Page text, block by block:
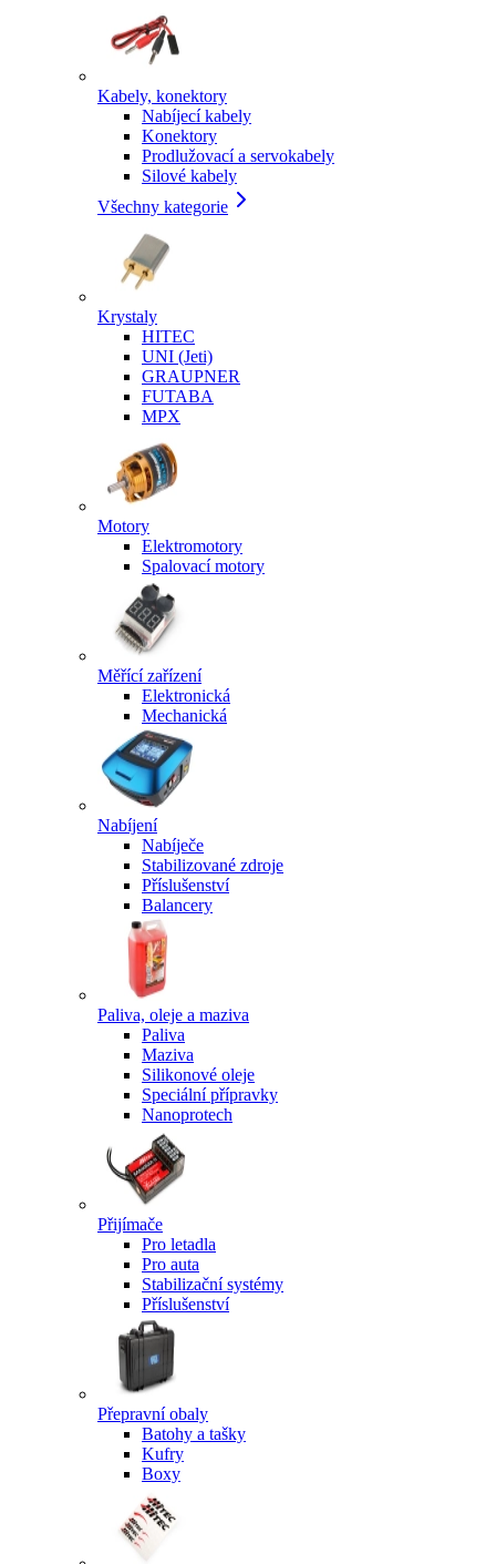
Kabely, konektory
Nabíjecí kabely
Konektory
Prodlužovací a servokabely
Silové kabely
Všechny kategorie
Krystaly
HITEC
UNI (Jeti)
GRAUPNER
FUTABA
MPX
Motory
Elektromotory
Spalovací motory
Měřící zařízení
Elektronická
Mechanická
Nabíjení
Nabíječe
Stabilizované zdroje
Příslušenství
Balancery
Paliva, oleje a maziva
Paliva
Maziva
Silikonové oleje
Speciální přípravky
Nanoprotech
Přijímače
Pro letadla
Pro auta
Stabilizační systémy
Příslušenství
Přepravní obaly
Batohy a tašky
Kufry
Boxy